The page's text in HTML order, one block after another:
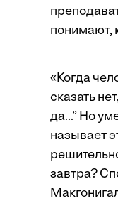
понимают,
«Когда
сказать
да...” Но
называет
завтра?